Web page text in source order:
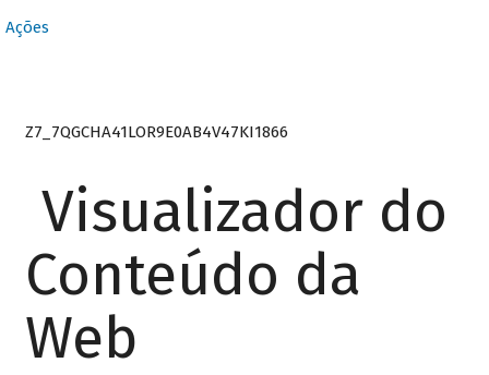
Ações
Z7_7QGCHA41LOR9E0AB4V47KI1866
Visualizador do
Conteúdo da
Web